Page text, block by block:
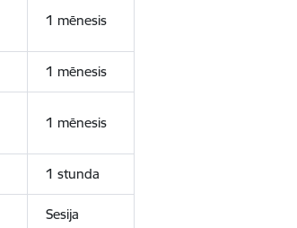
1 mēnesis
1 mēnesis
1 mēnesis
1 stunda
Sesija